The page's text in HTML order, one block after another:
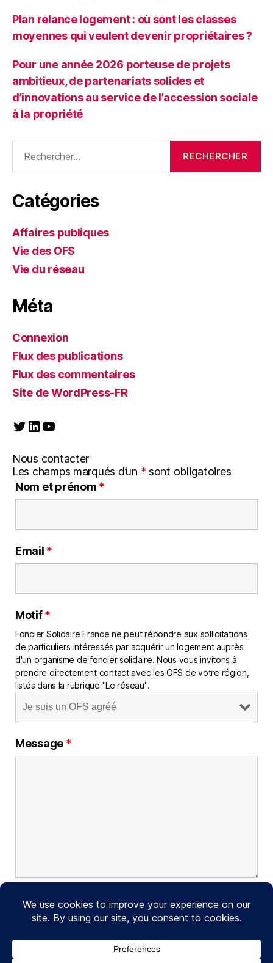
Plan relance logement : où sont les classes
moyennes qui veulent devenir propriétaires ?
Pour une année 2026 porteuse de projets
ambitieux, de partenariats solides et
d’innovations au service de l’accession sociale
à la propriété
Catégories
Affaires publiques
Vie des OFS
Vie du réseau
Méta
Connexion
Flux des publications
Flux des commentaires
Site de WordPress-FR
Twitter
LinkedIn
YouTube
Nous contacter
Les champs marqués d’un *sont obligatoires
Nom et prénom *
Email *
Motif*
Foncier Solidaire France ne peut répondre aux sollicitations
de particuliers intéressés par acquérir un logement auprès
d'un organisme de foncier solidaire. Nous vous invitons à
prendre directement contact avec les OFS de votre région,
listés dans la rubrique "Le réseau".
Message *